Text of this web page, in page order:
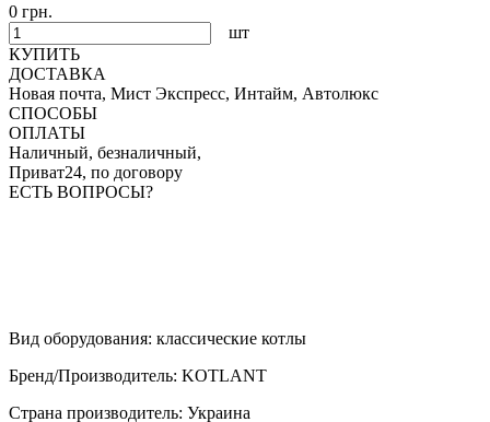
0 грн.
шт
КУПИТЬ
ДОСТАВКА
Новая почта, Мист Экспресс, Интайм, Автолюкс
СПОСОБЫ
ОПЛАТЫ
Наличный, безналичный,
Приват24, по договору
ЕСТЬ ВОПРОСЫ?
Вид оборудования: классические котлы
Бренд/Производитель: KOTLANT
Страна производитель: Украина